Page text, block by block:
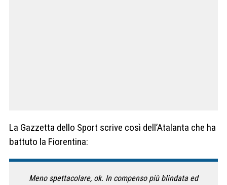
La Gazzetta dello Sport scrive così dell’Atalanta che ha
battuto la Fiorentina:
Meno spettacolare, ok. In compenso più blindata ed